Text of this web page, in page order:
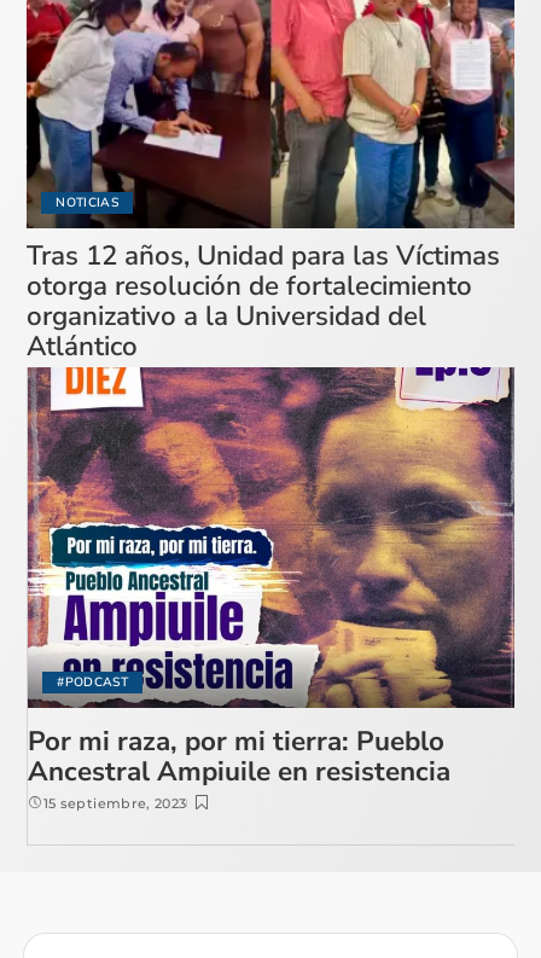
NOTICIAS
Tras 12 años, Unidad para las Víctimas
otorga resolución de fortalecimiento
organizativo a la Universidad del
Atlántico
#PODCAST
Por mi raza, por mi tierra: Pueblo
Ancestral Ampiuile en resistencia
15 septiembre, 2023